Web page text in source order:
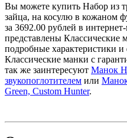
Вы можете купить Набор из
зайца, на косулю в кожаном
за 3692.00 рублей в
представлены Классические
подробные характеристики
Классические манки с
так же заинтересуют Манок
звукопоглотителем или
Green, Custom Hunter.